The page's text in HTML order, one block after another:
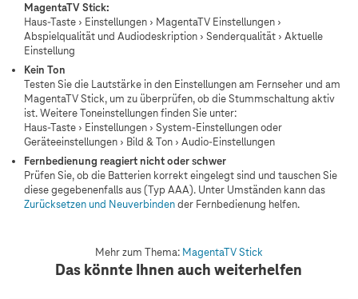
MagentaTV Stick:
Haus-Taste › Einstellungen › MagentaTV Einstellungen ›
Abspielqualität und Audiodeskription › Senderqualität › Aktuelle
Einstellung
Kein Ton
Testen Sie die Lautstärke in den Einstellungen am Fernseher und am
MagentaTV Stick, um zu überprüfen, ob die Stummschaltung aktiv
ist. Weitere Toneinstellungen finden Sie unter:
Haus-Taste › Einstellungen › System-Einstellungen oder
Geräteeinstellungen › Bild & Ton › Audio-Einstellungen
Fernbedienung reagiert nicht oder schwer
Prüfen Sie, ob die Batterien korrekt eingelegt sind und tauschen Sie
diese gegebenenfalls aus (Typ AAA). Unter Umständen kann das
Zurücksetzen und Neuverbindender Fernbedienung helfen.
Mehr zum Thema: MagentaTV Stick
Das könnte Ihnen auch weiterhelfen